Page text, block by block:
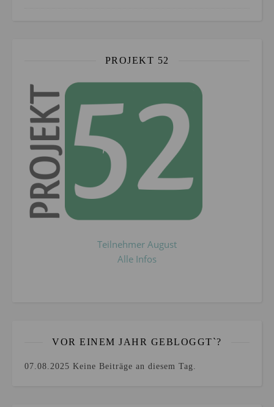
PROJEKT 52
Teilnehmer August
Alle Infos
VOR EINEM JAHR GEBLOGGT`?
07.08.2025 Keine Beiträge an diesem Tag.